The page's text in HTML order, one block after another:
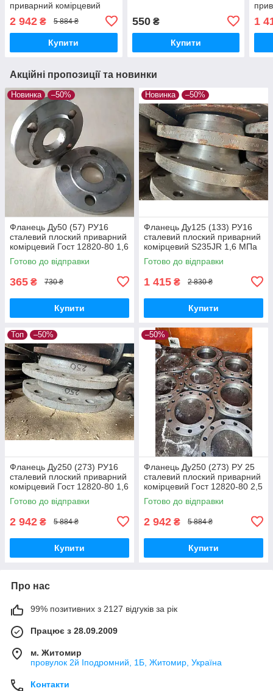
приварний комірцевий
2 942 ₴ 5 884 ₴
Купити
550₴
Купити
1
Акційні пропозиції та новинки
Новинка –50%
Фланець Ду50 (57) РУ16
сталевий плоский приварний
комірцевий Гост 12820-80 1,6
МПа
Готово до відправки
365 ₴ 730 ₴
Купити
Новинка –50%
Фланець Ду125 (133) РУ16
сталевий плоский приварний
комірцевий S235JR 1,6 МПа
Готово до відправки
1 415 ₴ 2 830 ₴
Купити
Топ –50%
Фланець Ду250 (273) РУ16
сталевий плоский приварний
комірцевий Гост 12820-80 1,6
МПа
Готово до відправки
2 942 ₴ 5 884 ₴
Купити
–50%
Фланець Ду250 (273) РУ 25
сталевий плоский приварний
комірцевий Гост 12820-80 2,5
МПа
Готово до відправки
2 942 ₴ 5 884 ₴
Купити
Про нас
99% позитивних з 2127 відгуків за рік
Працює з 28.09.2009
м. Житомир
провулок 2й Іподромний, 1Б, Житомир, Україна
Контакти